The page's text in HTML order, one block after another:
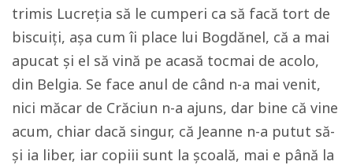
trimis Lucreția să le cumperi ca să facă tort de
biscuiți, așa cum îi place lui Bogdănel, că a mai
apucat și el să vină pe acasă tocmai de acolo,
din Belgia. Se face anul de când n-a mai venit,
nici măcar de Crăciun n-a ajuns, dar bine că vine
acum, chiar dacă singur, că Jeanne n-a putut să-
și ia liber, iar copiii sunt la școală, mai e până la